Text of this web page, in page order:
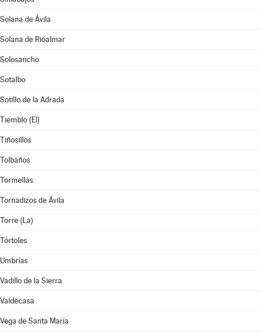
Solana de Ávila
Solana de Rioalmar
Solosancho
Sotalbo
Sotillo de la Adrada
Tiemblo (El)
Tiñosillos
Tolbaños
Tormellas
Tornadizos de Ávila
Torre (La)
Tórtoles
Umbrías
Vadillo de la Sierra
Valdecasa
Vega de Santa María